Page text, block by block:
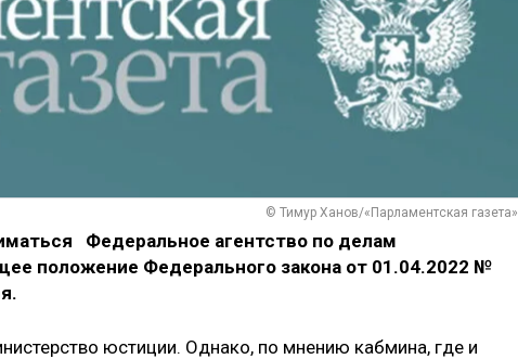
© Тимур Ханов/«Парламентская газета»
Федеральное агентство по делам
положение Федерального закона от 01.04.2022 №
юстиции. Однако, по мнению кабмина, где и